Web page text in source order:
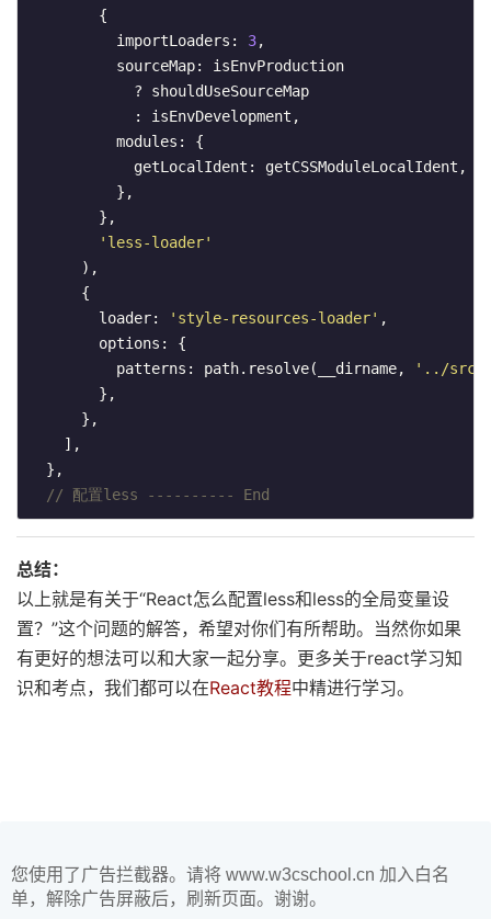
        {
          importLoaders:
3,
          sourceMap: isEnvProduction
            ? shouldUseSourceMap
            : isEnvDevelopment,
          modules: {
            getLocalIdent: getCSSModuleLocalIdent,
          },
        },
'less-loader'
      ),
      {
        loader:
'style-resources-loader' ,
        options: {
          patterns: path.resolve(__dirname,
'../src/
        },
      },
    ],
  },
// 配置less ---------- End
总结：
以上就是有关于“React怎么配置less和less的全局变量设
置？”这个问题的解答，希望对你们有所帮助。当然你如果
有更好的想法可以和大家一起分享。更多关于react学习知
识和考点，我们都可以在React教程中精进行学习。
您使用了广告拦截器。请将 www.w3cschool.cn 加入白名
单，解除广告屏蔽后，刷新页面。谢谢。